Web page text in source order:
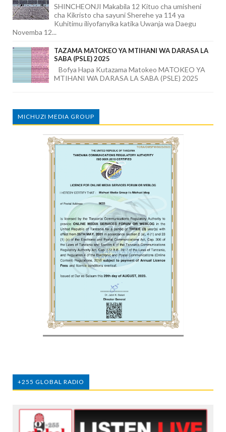
SHINCHEONJI Makabila 12 Kituo cha umisheni
cha Kikristo cha sayuni Sherehe ya 114 ya
Kuhitimu iliyofanyika katika Uwanja wa Daegu
Novemba 12...
TAZAMA MATOKEO YA MTIHANI WA DARASA LA
SABA (PSLE) 2025
Bofya Hapa Kutazama Matokeo MATOKEO YA
MTIHANI WA DARASA LA SABA (PSLE) 2025
MICHUZI MEDIA GROUP
+255 GLOBAL RADIO